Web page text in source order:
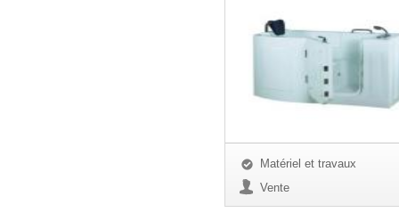
Matériel et travaux
Vente